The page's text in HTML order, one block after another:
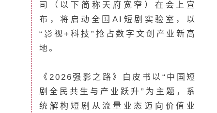
司（以下简称天府宽窄）在会上宣
布，将启动全国AI短剧实验室，以
“影视+科技”抢占数字文创产业新高
地。
《2026强影之路》白皮书以“中国短
剧全民共生与产业跃升”为主题，系
统解构短剧从流量业态迈向价值业